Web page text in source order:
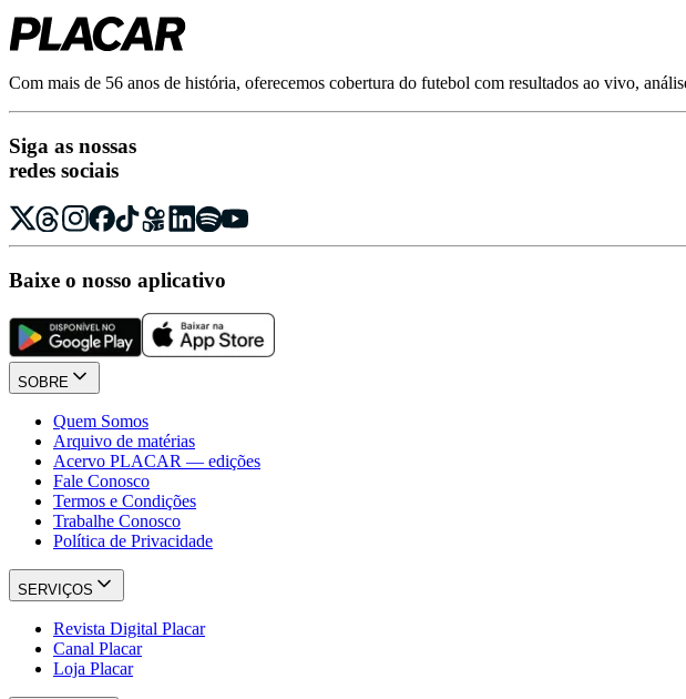
Com mais de 56 anos de história, oferecemos cobertura do futebol com resultados ao vivo,
Siga as nossas
redes sociais
Baixe o nosso aplicativo
SOBRE
Quem Somos
Arquivo de matérias
Acervo PLACAR — edições
Fale Conosco
Termos e Condições
Trabalhe Conosco
Política de Privacidade
SERVIÇOS
Revista Digital Placar
Canal Placar
Loja Placar